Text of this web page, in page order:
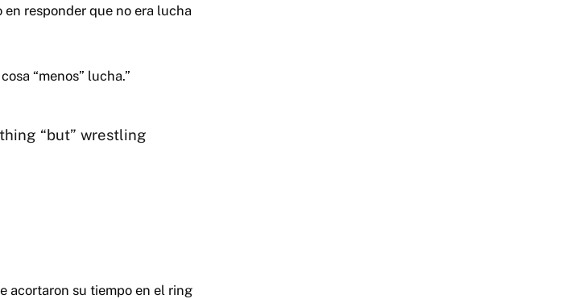
responder que no era lucha
“menos” lucha.”
“but” wrestling
acortaron su tiempo en el ring